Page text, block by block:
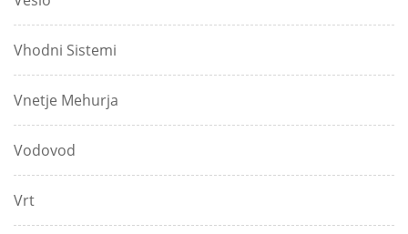
Vhodni Sistemi
Vnetje Mehurja
Vodovod
Vrt